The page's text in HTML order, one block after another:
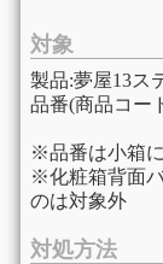
対象
製品:夢屋13ス
品番(商品コー
※品番は小箱
※化粧箱背面
のは対象外
対処方法